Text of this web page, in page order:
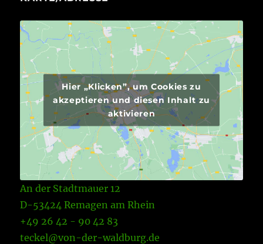
Hier „Klicken”, um Cookies zu
akzeptieren und diesen Inhalt zu
aktivieren
An der Stadtmauer 12
D-53424 Remagen am Rhein
+49 26 42 - 90 42 83
teckel@von-der-waldburg.de